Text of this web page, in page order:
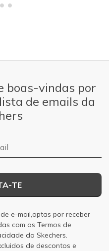
boas-vindas por
de emails da
TE
e-mail,optas por receber
com os Termos de
da Skechers.
de descontos e